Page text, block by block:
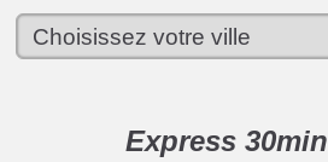
Express 30min